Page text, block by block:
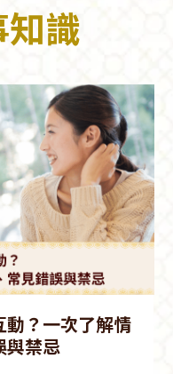
識
？一次了解情
與禁忌